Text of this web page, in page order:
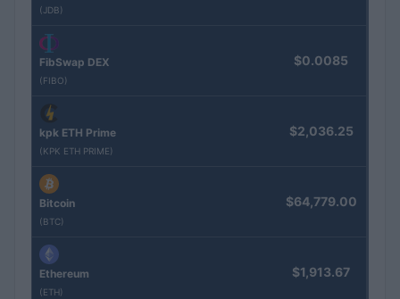
(JDB)
FibSwap DEX
(FIBO)
$0.0085
kpk ETH Prime
(KPK ETH PRIME)
$2,036.25
Bitcoin
(BTC)
$64,779.00
Ethereum
(ETH)
$1,913.67